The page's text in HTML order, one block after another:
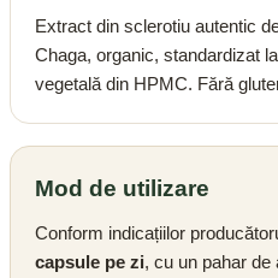
Extract din sclerotiu autentic
Chaga, organic, standardizat
vegetală din HPMC. Fără
Mod de utilizare
Conform indicațiilor
capsule pe zi, cu un pahar de